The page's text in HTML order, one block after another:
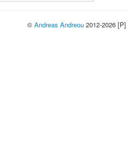
© Andreas Andreou 2012-2026 [P]